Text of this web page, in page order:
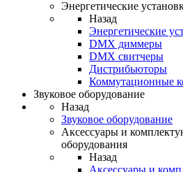
Энергетические
Назад
Энергетические
DMX диммеры
DMX свитчеры
Дистрибьюторы
Коммутационные
Звуковое оборудование
Назад
Звуковое оборудование
Аксессуары и
оборудования
Назад
Аксессуары и